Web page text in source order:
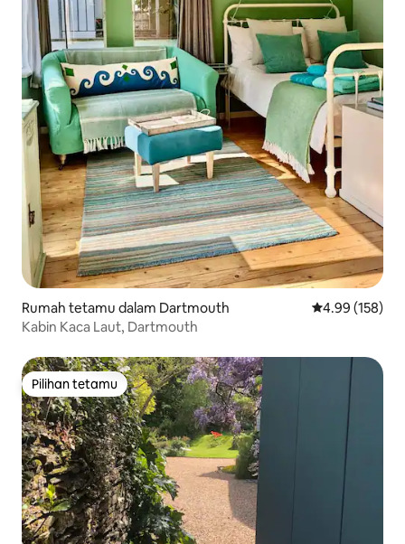
Rumah tetamu dalam Dartmouth Penarafan
4.99 (158)
Kabin Kaca Laut, Dartmouth
Pilihan tetamu
Pilihan tetamu